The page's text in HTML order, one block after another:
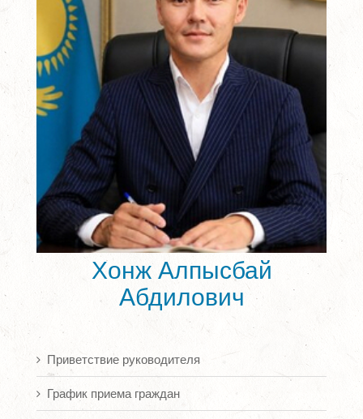
Хонж Алпысбай
Абдилович
Приветствие руководителя
График приема граждан